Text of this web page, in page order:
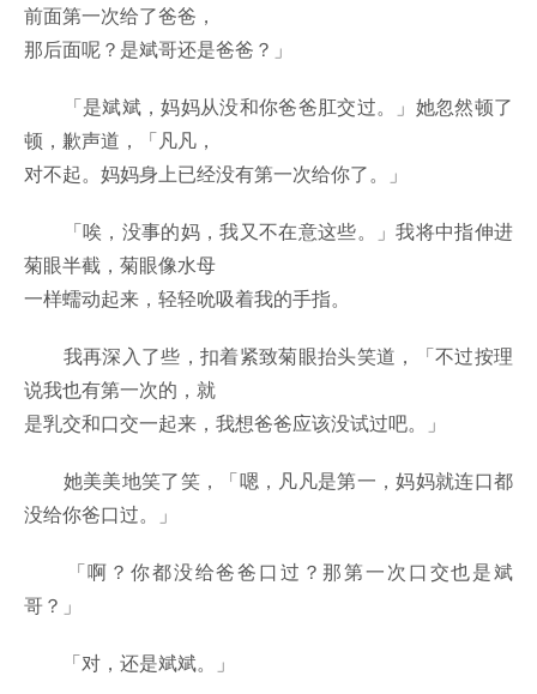
前面第一次给了爸爸，
那后面呢？是斌哥还是爸爸？」
「是斌斌，妈妈从没和你爸爸肛交过。」她忽然顿了
顿，歉声道，「凡凡，
对不起。妈妈身上已经没有第一次给你了。」
「唉，没事的妈，我又不在意这些。」我将中指伸进
菊眼半截，菊眼像水母
一样蠕动起来，轻轻吮吸着我的手指。
我再深入了些，扣着紧致菊眼抬头笑道，「不过按理
说我也有第一次的，就
是乳交和口交一起来，我想爸爸应该没试过吧。」
她美美地笑了笑，「嗯，凡凡是第一，妈妈就连口都
没给你爸口过。」
「啊？你都没给爸爸口过？那第一次口交也是斌
哥？」
「对，还是斌斌。」